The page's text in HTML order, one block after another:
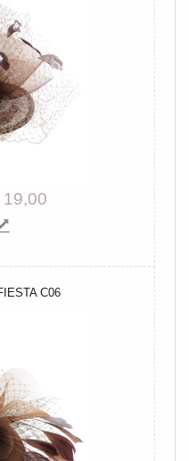
19,00
C06